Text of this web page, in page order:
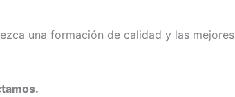
una formación de calidad y las mejores